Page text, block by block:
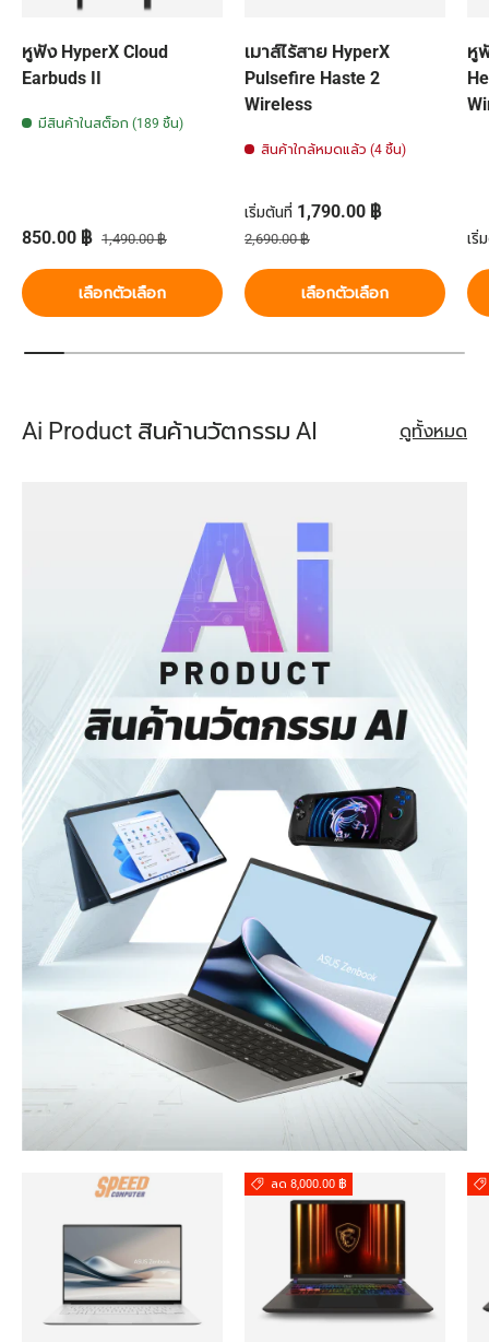
หูฟัง HyperX Cloud
Earbuds II
มีสินค้าในสต็อก (189 ชิ้น)
ราคาส่วนลด
850.00 ฿ ราคาปกติ
1,490.00 ฿
เลือกตัวเลือก
เมาส์ไร้สาย HyperX
Pulsefire Haste 2
Wireless
สินค้าใกล้หมดแล้ว (4 ชิ้น)
ราคาส่วนลด
เริ่มต้นที่ 1,790.00 ฿
ราคาปกติ
2,690.00 ฿
เลือกตัวเลือก
หู
ร
เริ่
Ai Product สินค้านวัตกรรม AI ดูทั้งหมด
ลด 8,000.00 ฿